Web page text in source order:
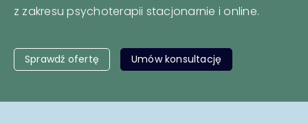
z zakresu psychoterapii stacjonarnie i online.
Sprawdź ofertę Umów konsultację